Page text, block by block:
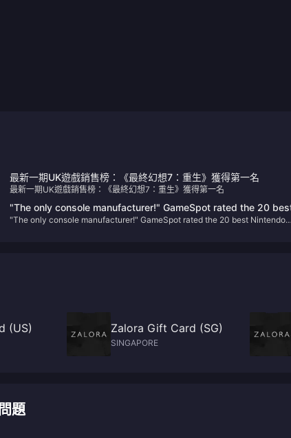
最新一期UK遊戲銷售榜：《最終幻想7：重生》獲得第一名
最新一期UK遊戲銷售榜：《最終幻想7：重生》獲得第一名
"The only console manufacturer!" GameSpot rated the 20
Nintendo game characters
"The only console manufacturer!" GameSpot rated the 20 best Nintendo
(US) Zalora Gift Card (SG)
SINGAPORE
題